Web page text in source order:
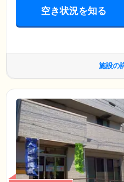
空き状況を知る
施設の